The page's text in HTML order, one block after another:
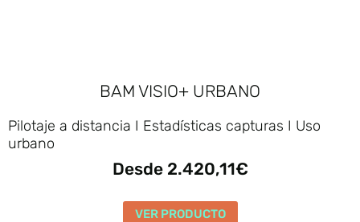
BAM VISIO+ URBANO
Pilotaje a distancia I Estadísticas capturas I Uso
urbano
Desde 2.420,11€
VER PRODUCTO